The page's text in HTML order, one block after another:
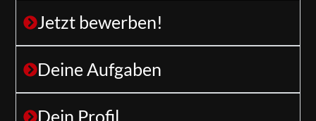
Jetzt bewerben!
Deine Aufgaben
Dein Profil